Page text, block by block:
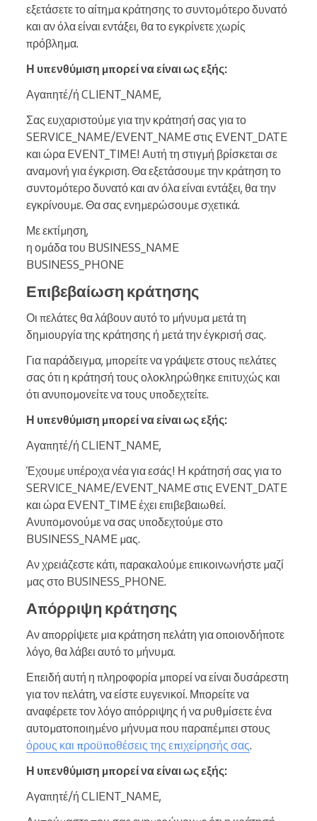
εξετάσετε το αίτημα κράτησης το συντομότερο δυνατό
και αν όλα είναι εντάξει, θα το εγκρίνετε χωρίς
πρόβλημα.
Η υπενθύμιση μπορεί να είναι ως εξής:
Αγαπητέ/ή CLIENT_NAME,
Σας ευχαριστούμε για την κράτησή σας για το
SERVICE_NAME/EVENT_NAME στις EVENT_DATE
και ώρα EVENT_TIME! Αυτή τη στιγμή βρίσκεται σε
αναμονή για έγκριση. Θα εξετάσουμε την κράτηση το
συντομότερο δυνατό και αν όλα είναι εντάξει, θα την
εγκρίνουμε. Θα σας ενημερώσουμε σχετικά.
Με εκτίμηση,
η ομάδα του BUSINESS_NAME
BUSINESS_PHONE
Επιβεβαίωση κράτησης
Οι πελάτες θα λάβουν αυτό το μήνυμα μετά τη
δημιουργία της κράτησης ή μετά την έγκρισή σας.
Για παράδειγμα, μπορείτε να γράψετε στους πελάτες
σας ότι η κράτησή τους ολοκληρώθηκε επιτυχώς και
ότι ανυπομονείτε να τους υποδεχτείτε.
Η υπενθύμιση μπορεί να είναι ως εξής:
Αγαπητέ/ή CLIENT_NAME,
Έχουμε υπέροχα νέα για εσάς! Η κράτησή σας για το
SERVICE_NAME/EVENT_NAME στις EVENT_DATE
και ώρα EVENT_TIME έχει επιβεβαιωθεί.
Ανυπομονούμε να σας υποδεχτούμε στο
BUSINESS_NAME μας.
Αν χρειάζεστε κάτι, παρακαλούμε επικοινωνήστε μαζί
μας στο BUSINESS_PHONE.
Απόρριψη κράτησης
Αν απορρίψετε μια κράτηση πελάτη για οποιονδήποτε
λόγο, θα λάβει αυτό το μήνυμα.
Επειδή αυτή η πληροφορία μπορεί να είναι δυσάρεστη
για τον πελάτη, να είστε ευγενικοί. Μπορείτε να
αναφέρετε τον λόγο απόρριψης ή να ρυθμίσετε ένα
αυτοματοποιημένο μήνυμα που παραπέμπει στους
όρους και προϋποθέσεις της επιχείρησής σας.
Η υπενθύμιση μπορεί να είναι ως εξής:
Αγαπητέ/ή CLIENT_NAME,